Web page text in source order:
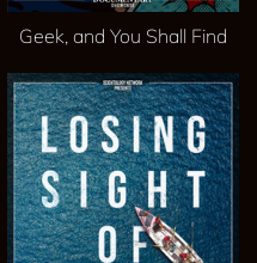
Geek, and You Shall Find